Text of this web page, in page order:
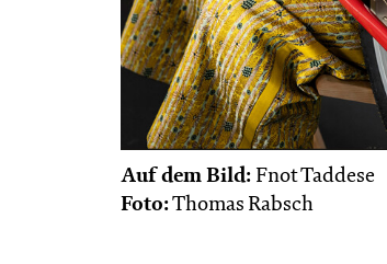
Auf dem Bild: Fnot Taddese
Foto:Thomas Rabsch